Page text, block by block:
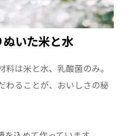
せたマヨネーズ風の発酵
のみでシンプルな味に仕
業にて製造をしておりま
ぬいた米と水
料は米と水、乳酸菌のみ。
わることが、おいしさの秘